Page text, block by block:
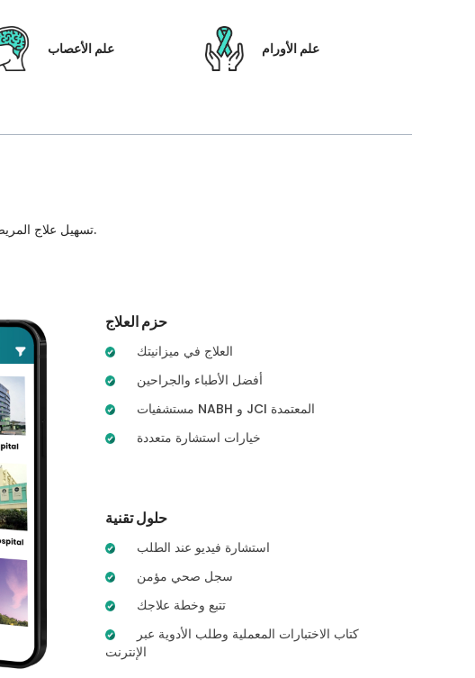
علم الأعصاب علم الأورام
تسهيل علاج المريض ، بالإضافة إلى تمكينه بالحلول التي تعتمد على التكنولوجيا ونظام رعاية المرضى والشفافية في كل خطوة من خطوات رحلة العلاج.
حزم العلاج
العلاج في ميزانيتك
أفضل الأطباء والجراحين
مستشفيات NABH و JCI المعتمدة
خيارات استشارة متعددة
حلول تقنية
استشارة فيديو عند الطلب
سجل صحي مؤمن
تتبع وخطة علاجك
الإنترنت